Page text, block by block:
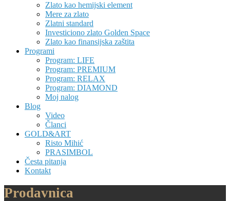
Zlato kao hemijski element
Mere za zlato
Zlatni standard
Investiciono zlato Golden Space
Zlato kao finansijska zaštita
Programi
Program: LIFE
Program: PREMIUM
Program: RELAX
Program: DIAMOND
Moj nalog
Blog
Video
Članci
GOLD&ART
Risto Mihić
PRASIMBOL
Česta pitanja
Kontakt
Prodavnica